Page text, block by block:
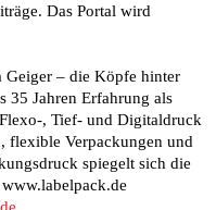
Das Portal wird
Geiger – die Köpfe hinter
35 Jahren Erfahrung als
, Tief- und Digitaldruck
flexible Verpackungen und
spiegelt sich die